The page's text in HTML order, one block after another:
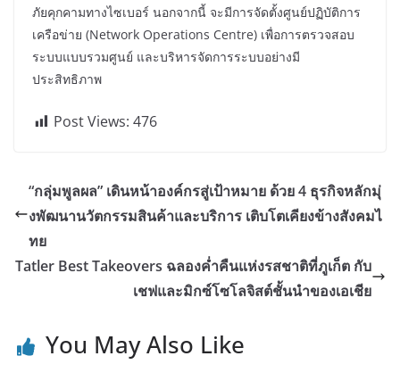
ภัยคุกคามทางไซเบอร์ นอกจากนี้ จะมีการจัดตั้งศูนย์ปฏิบัติการ
เครือข่าย (Network Operations Centre) เพื่อการตรวจสอบ
ระบบแบบรวมศูนย์ และบริหารจัดการระบบอย่างมี
ประสิทธิภาพ
Post Views: 476
“กลุ่มพูลผล” เดินหน้าองค์กรสู่เป้าหมาย ด้วย 4 ธุรกิจหลักมุ่
งพัฒนานวัตกรรมสินค้าและบริการ เติบโตเคียงข้างสังคมไ
ทย
Tatler Best Takeovers ฉลองค่ำคืนแห่งรสชาติที่ภูเก็ต กับ
เชฟและมิกซ์โซโลจิสต์ชั้นนำของเอเชีย
You May Also Like